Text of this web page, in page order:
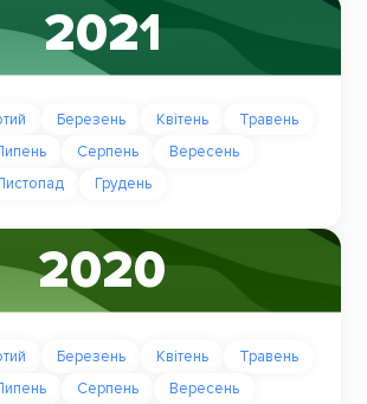
2021
Березень Квітень
Травень
Серпень
Вересень
Грудень
2020
Березень Квітень
Травень
Серпень
Вересень